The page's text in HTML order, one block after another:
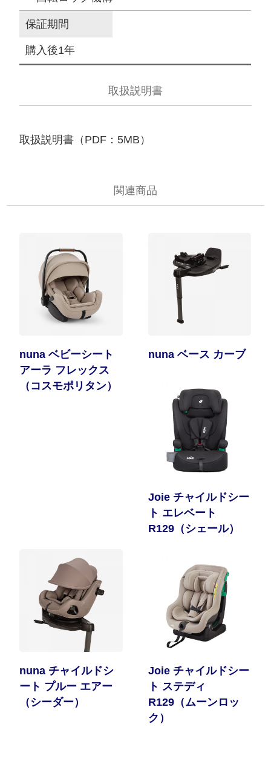
保証期間
購入後1年
取扱説明書
取扱説明書（PDF：5MB）
関連商品
nuna ベビーシート
アーラ フレックス
（コスモポリタン）
nuna ベース カーブ
Joie チャイルドシー
ト エレベート
R129（シェール）
nuna チャイルドシ
ート プルー エアー
（シーダー）
Joie チャイルドシー
ト ステディ
R129（ムーンロッ
ク）